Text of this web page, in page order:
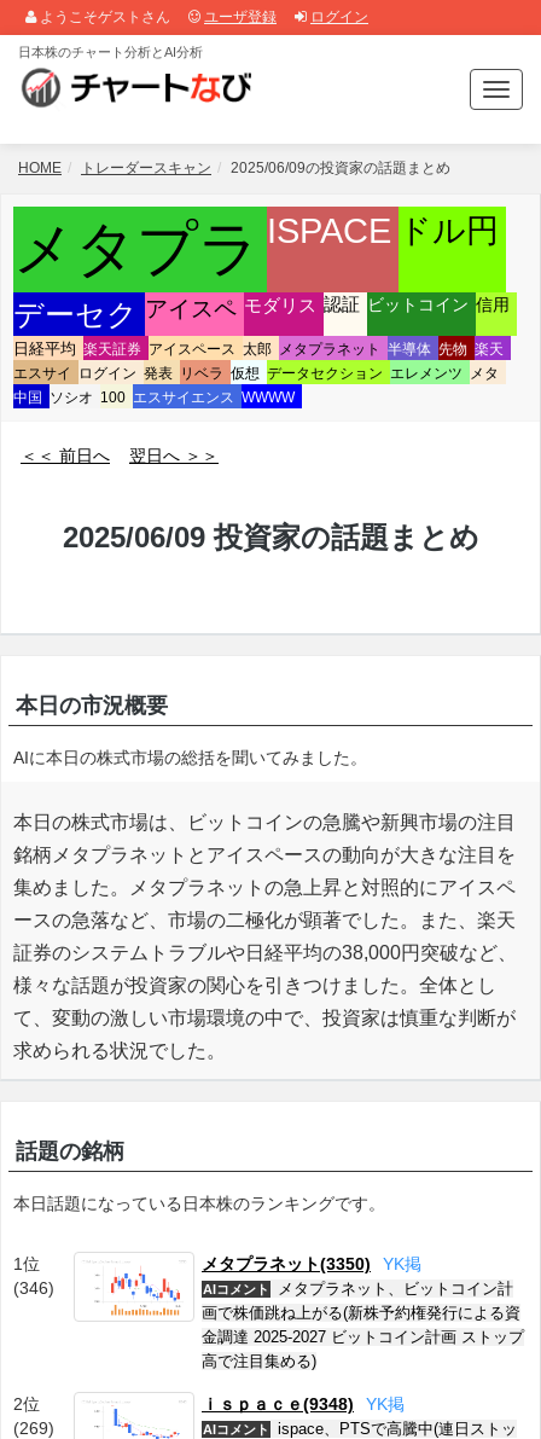
ようこそゲストさん ユーザ登録 ログイン
T
o
g
e
i
g
a
t
日本株のチャート分析とAI分析
HOME トレーダースキャン 2025/06/09の投資家の話題まとめ
メタプラ ISPACE ドル円
デーセク アイスペ モダリス 認証 ビットコイン 信用
日経平均 楽天証券 アイスペース 太郎 メタプラネット 半導体 先物 楽天
エスサイ
ログイン 発表 リベラ 仮想 データセクション エレメンツ
メタ
中国
ソシオ 100 エスサイエンス WWWW
＜＜ 前日へ 翌日へ ＞＞
2025/06/09 投資家の話題まとめ
本日の市況概要
AIに本日の株式市場の総括を聞いてみました。
本日の株式市場は、ビットコインの急騰や新興市場の注目
銘柄メタプラネットとアイスペースの動向が大きな注目を
集めました。メタプラネットの急上昇と対照的にアイスペ
ースの急落など、市場の二極化が顕著でした。また、楽天
証券のシステムトラブルや日経平均の38,000円突破など、
様々な話題が投資家の関心を引きつけました。全体とし
て、変動の激しい市場環境の中で、投資家は慎重な判断が
求められる状況でした。
話題の銘柄
本日話題になっている日本株のランキングです。
1位
(346)
メタプラネット(3350) YK掲
AIコメント
メタプラネット、ビットコイン計
画で株価跳ね上がる(新株予約権発行による資
金調達 2025-2027 ビットコイン計画 ストップ
高で注目集める)
2位
(269)
ｉｓｐａｃｅ(9348) YK掲
AIコメント
ispace、PTSで高騰中(連日ストッ